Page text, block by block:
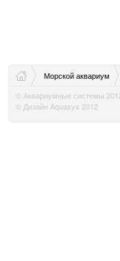
Морской аквариум
© Аквариумные системы
© Дизайн Aquasys 2012